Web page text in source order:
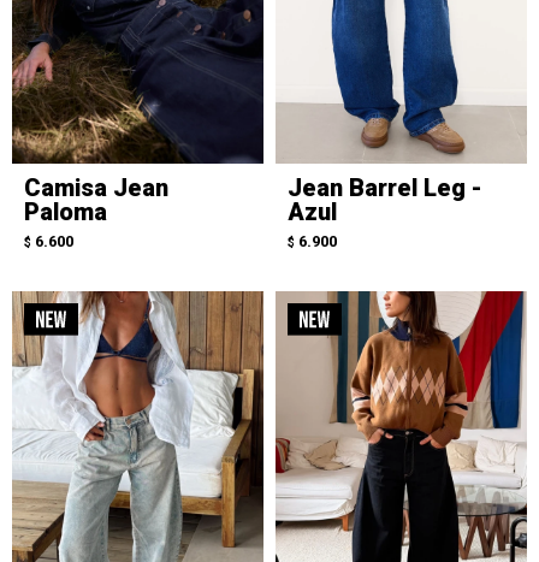
Camisa Jean
Paloma
$ 6.600
Jean Barrel Leg -
Azul
$ 6.900